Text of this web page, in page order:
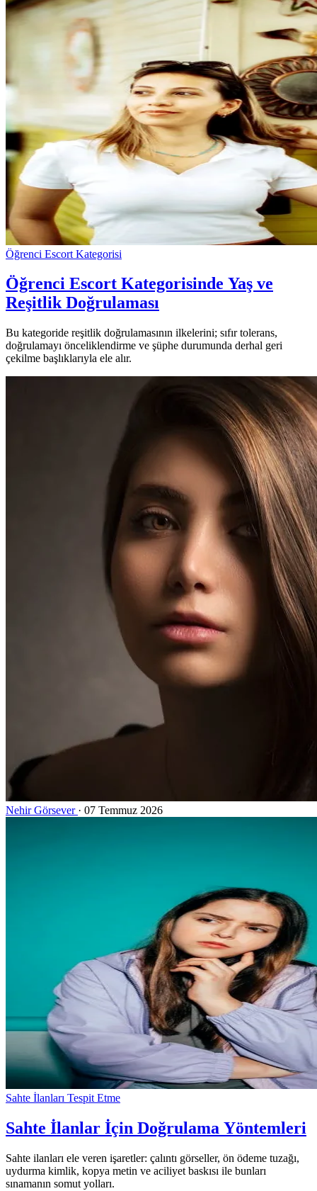
Öğrenci Escort Kategorisi
Öğrenci Escort Kategorisinde Yaş ve
Reşitlik Doğrulaması
Bu kategoride reşitlik doğrulamasının ilkelerini; sıfır tolerans,
doğrulamayı önceliklendirme ve şüphe durumunda derhal geri
çekilme başlıklarıyla ele alır.
Nehir Görsever · 07 Temmuz 2026
Sahte İlanları Tespit Etme
Sahte İlanlar İçin Doğrulama Yöntemleri
Sahte ilanları ele veren işaretler: çalıntı görseller, ön ödeme tuzağı,
uydurma kimlik, kopya metin ve aciliyet baskısı ile bunları
sınamanın somut yolları.